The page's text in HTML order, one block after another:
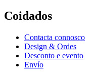
Coidados
Contacta connosco
Design & Ordes
Desconto e evento
Envío